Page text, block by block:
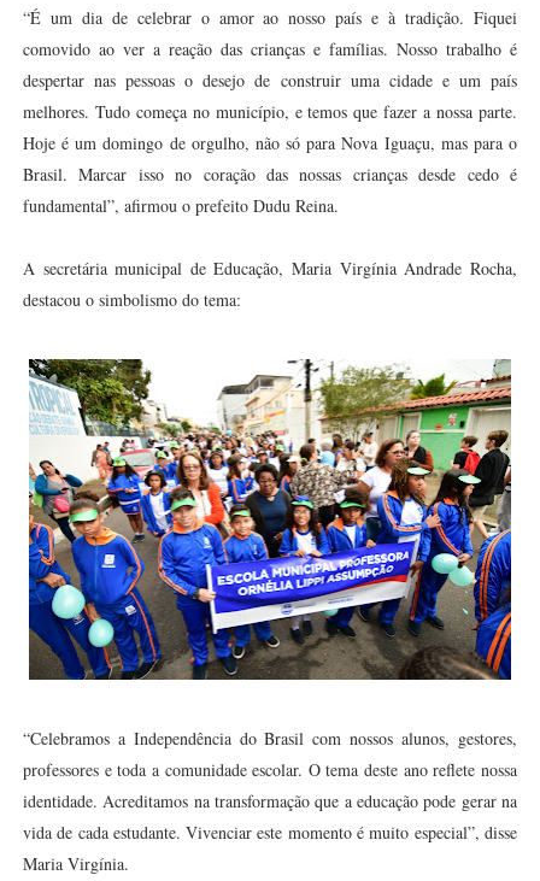
“É um dia de celebrar o amor ao nosso país e à tradição. Fiquei
comovido ao ver a reação das crianças e famílias. Nosso trabalho é
despertar nas pessoas o desejo de construir uma cidade e um país
melhores. Tudo começa no município, e temos que fazer a nossa parte.
Hoje é um domingo de orgulho, não só para Nova Iguaçu, mas para o
Brasil. Marcar isso no coração das nossas crianças desde cedo é
fundamental”, afirmou o prefeito Dudu Reina.
A secretária municipal de Educação, Maria Virgínia Andrade Rocha,
destacou o simbolismo do tema:
“Celebramos a Independência do Brasil com nossos alunos, gestores,
professores e toda a comunidade escolar. O tema deste ano reflete nossa
identidade. Acreditamos na transformação que a educação pode gerar na
vida de cada estudante. Vivenciar este momento é muito especial”, disse
Maria Virgínia.